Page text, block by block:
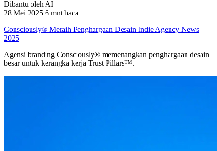
Dibantu oleh AI
28 Mei 2025 6 mnt baca
Consciously® Meraih Penghargaan Desain Indie Agency News
2025
Agensi branding Consciously® memenangkan penghargaan desain
besar untuk kerangka kerja Trust Pillars™.